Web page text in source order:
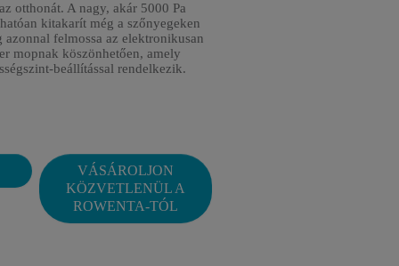
otthonát. A nagy, akár 5000 Pa
kitakarít még a szőnyegeken
felmossa az elektronikusan
mopnak köszönhetően, amely
beállítással rendelkezik.
VÁSÁROLJON
KÖZVETLENÜL A
ROWENTA-TÓL